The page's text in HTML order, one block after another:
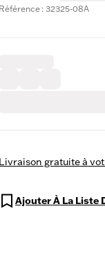
: 32325-08A
gratuite à
Ajouter À La Liste